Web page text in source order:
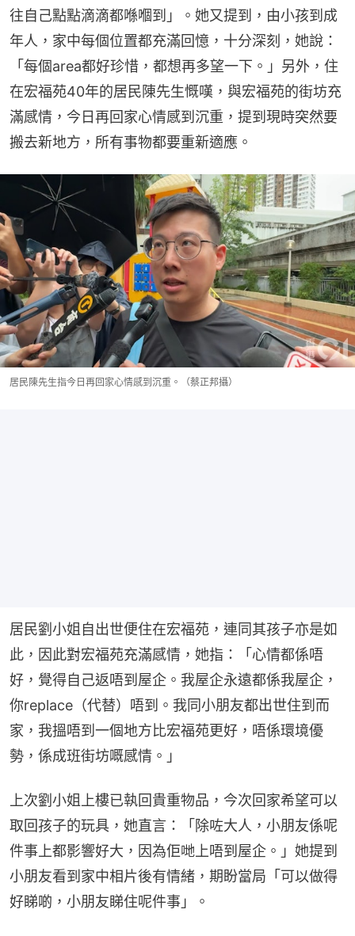
往自己點點滴滴都喺嗰到」。她又提到，由小孩到成
年人，家中每個位置都充滿回憶，十分深刻，她說：
「每個area都好珍惜，都想再多望一下。」另外，住
在宏福苑40年的居民陳先生慨嘆，與宏福苑的街坊充
滿感情，今日再回家心情感到沉重，提到現時突然要
搬去新地方，所有事物都要重新適應。
居民陳先生指今日再回家心情感到沉重。（蔡正邦攝）
居民劉小姐自出世便住在宏福苑，連同其孩子亦是如
此，因此對宏福苑充滿感情，她指：「心情都係唔
好，覺得自己返唔到屋企。我屋企永遠都係我屋企，
你replace（代替）唔到。我同小朋友都出世住到而
家，我搵唔到一個地方比宏福苑更好，唔係環境優
勢，係成班街坊嘅感情。」
上次劉小姐上樓已執回貴重物品，今次回家希望可以
取回孩子的玩具，她直言：「除咗大人，小朋友係呢
件事上都影響好大，因為佢哋上唔到屋企。」她提到
小朋友看到家中相片後有情緒，期盼當局「可以做得
好睇啲，小朋友睇住呢件事」。